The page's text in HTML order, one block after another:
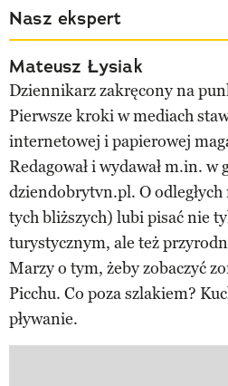
Nasz ekspert
Mateusz Łysiak
Dziennikarz zakręcony na
Pierwsze kroki w mediach
internetowej i papierowej
Redagował i wydawał m.in. w
dziendobrytvn.pl. O odległych
tych bliższych) lubi pisać nie
turystycznym, ale też
Marzy o tym, żeby zobaczyć
Picchu. Co poza szlakiem?
pływanie.